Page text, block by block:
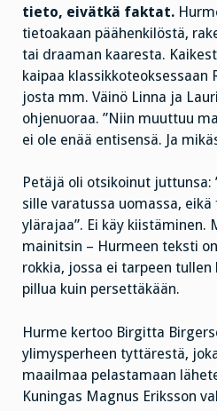
tieto, eivätkä faktat.
tietoakaan päähenkilöstä,
tai draaman kaaresta.
kaipaa klassikkoteoksessaan
josta mm. Väinö Linna ja
ohjenuoraa. ”Niin muuttuu
ei ole enää entisensä. Ja
Petäjä oli otsikoinut juttunsa:
sille varatussa uomassa,
ylärajaa”. Ei käy kiistäminen.
mainitsin – Hurmeen teksti
rokkia, jossa ei tarpeen
pillua kuin persettäkään.
Hurme kertoo Birgitta
ylimysperheen tyttärestä,
maailmaa pelastamaan
Kuningas Magnus Eriksson